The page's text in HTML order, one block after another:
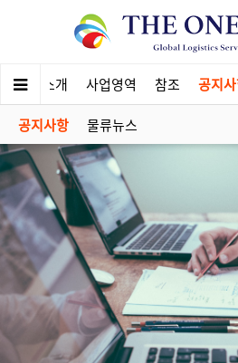
회사소개 사업영역 참조 공지
공지사항 물류뉴스